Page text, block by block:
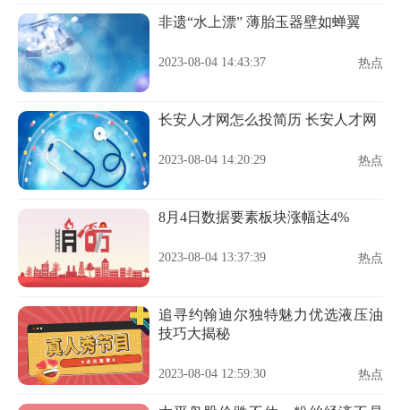
非遗“水上漂” 薄胎玉器壁如蝉翼
2023-08-04 14:43:37 热点
长安人才网怎么投简历 长安人才网
2023-08-04 14:20:29 热点
8月4日数据要素板块涨幅达4%
2023-08-04 13:37:39 热点
追寻约翰迪尔独特魅力优选液压油
技巧大揭秘
2023-08-04 12:59:30 热点